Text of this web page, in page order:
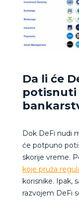
Da li će
potisnuti
Dok DeFi nudi
će potpuno
skorije vreme.
koje pruža
korisnike. Ipak,
razvojem DeFi